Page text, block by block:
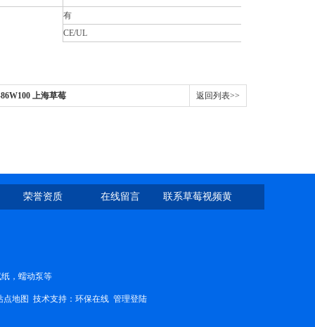
有
CE/UL
上海草莓 返回列表>>
荣誉资质 在线留言 联系草莓视频黄
纸，蠕动泵等
点地图 技术支持： 环保在线 管理登陆